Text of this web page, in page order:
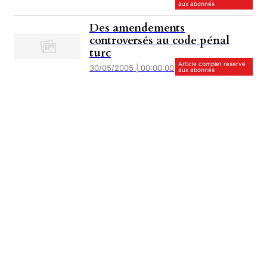
aux abonnés
Des amendements
controversés au code pénal
turc
30/05/2005 | 00:00:00 Article complet reservé
aux abonnés